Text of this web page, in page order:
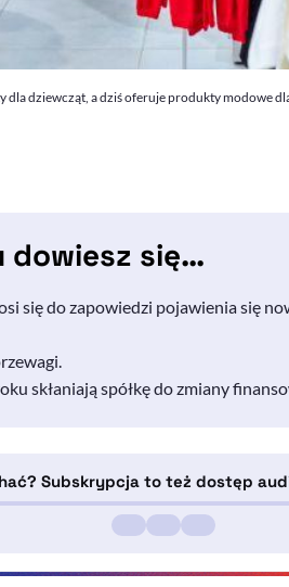
dla dziewcząt, a dziś oferuje produkty
dowiesz się…
się do zapowiedzi pojawienia się
skłaniają spółkę do zmiany